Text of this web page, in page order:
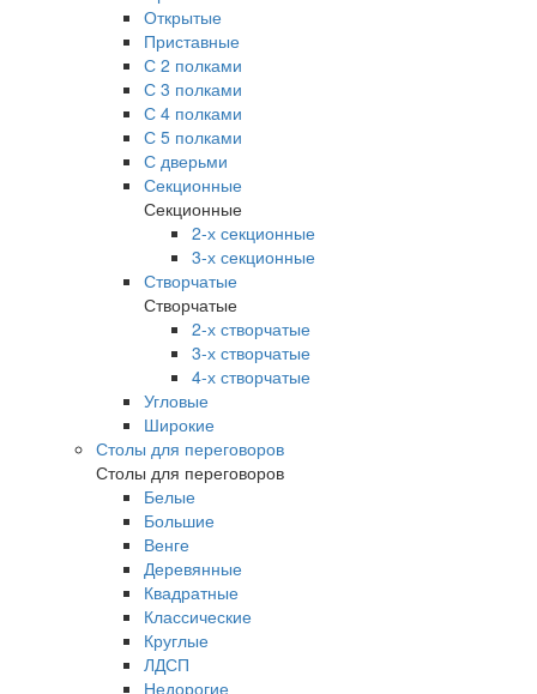
Открытые
Приставные
С 2 полками
С 3 полками
С 4 полками
С 5 полками
С дверьми
Секционные
Секционные
2-х секционные
3-х секционные
Створчатые
Створчатые
2-х створчатые
3-х створчатые
4-х створчатые
Угловые
Широкие
Столы для переговоров
Столы для переговоров
Белые
Большие
Венге
Деревянные
Квадратные
Классические
Круглые
ЛДСП
Недорогие